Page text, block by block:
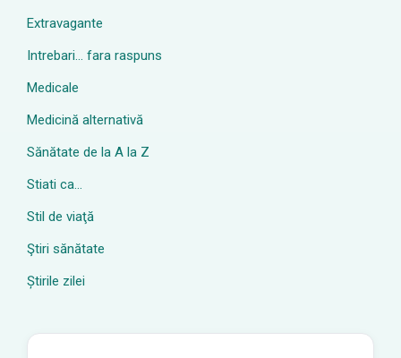
Extravagante
Intrebari… fara raspuns
Medicale
Medicină alternativă
Sănătate de la A la Z
Stiati ca…
Stil de viaţă
Ştiri sănătate
Știrile zilei